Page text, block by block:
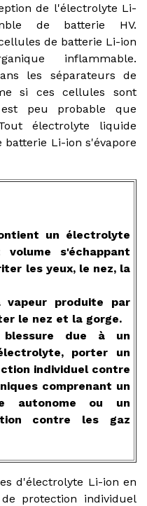
de l'électrolyte Li-
de batterie HV.
de batterie Li-ion
inflammable.
les séparateurs de
si ces cellules sont
peu probable que
électrolyte liquide
Li-ion s'évapore
un électrolyte
s'échappant
les yeux, le nez, la
produite par
le nez et la gorge.
due à un
porter un
individuel contre
comprenant un
autonome ou un
contre les gaz
d'électrolyte Li-ion en
protection individuel